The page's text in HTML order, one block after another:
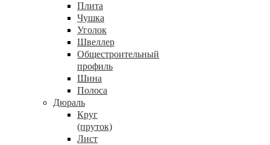
Плита
Чушка
Уголок
Швеллер
Общестроительный
профиль
Шина
Полоса
Дюраль
Круг
(пруток)
Лист